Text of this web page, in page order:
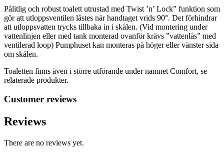
Pålitlig och robust toalett utrustad med Twist ’n’ Lock” funktion som
gör att utloppsventilen låstes när handtaget vrids 90°. Det förhindrar
att utloppsvatten trycks tillbaka in i skålen. (Vid montering under
vattenlinjen eller med tank monterad ovanför krävs ”vattenlås” med
ventilerad loop) Pumphuset kan monteras på höger eller vänster sida
om skålen.
Toaletten finns även i större utförande under namnet Comfort, se
relaterade produkter.
Customer reviews
Reviews
There are no reviews yet.